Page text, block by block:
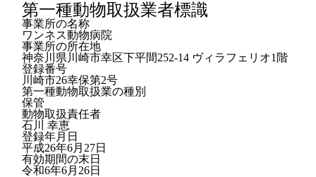
第一種動物取扱業者標識
事業所の名称
ワンネス動物病院
事業所の所在地
神奈川県川崎市幸区下平間252-14 ヴィラフェリオ1階
登録番号
川崎市26幸保第2号
第一種動物取扱業の種別
保管
動物取扱責任者
石川 幸恵
登録年月日
平成26年6月27日
有効期間の末日
令和6年6月26日